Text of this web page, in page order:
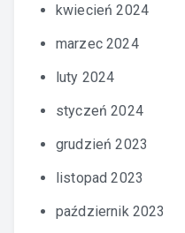
kwiecień 2024
marzec 2024
luty 2024
styczeń 2024
grudzień 2023
listopad 2023
październik 2023